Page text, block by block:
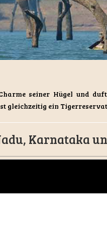
seiner Hügel und
gleichzeitig ein
Karnataka